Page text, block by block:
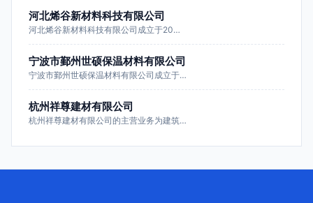
河北烯谷新材料科技有限公司
河北烯谷新材料科技有限公司成立于20…
宁波市鄞州世硕保温材料有限公司
宁波市鄞州世硕保温材料有限公司成立于…
杭州祥尊建材有限公司
杭州祥尊建材有限公司的主营业务为建筑…